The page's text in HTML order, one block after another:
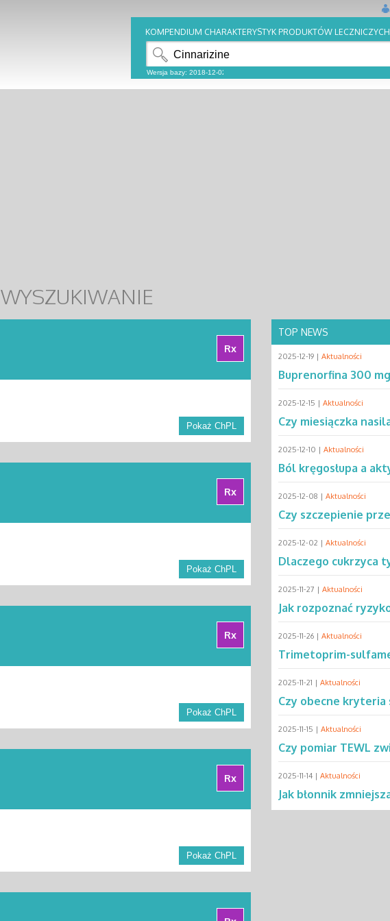
KOMPENDIUM CHARAKTERYSTYK PRODUKTÓW LECZNICZYCH
WYSZUKIWANIE
Rx
Pokaż ChPL
Rx
Pokaż ChPL
Rx
Pokaż ChPL
Rx
Pokaż ChPL
TOP NEWS
2025-12-19 | Aktualności
2025-12-15 | Aktualności
2025-12-10 | Aktualności
2025-12-08 | Aktualności
2025-12-02 | Aktualności
2025-11-27 | Aktualności
2025-11-26 | Aktualności
2025-11-21 | Aktualności
2025-11-15 | Aktualności
2025-11-14 | Aktualności